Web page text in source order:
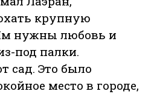
крупную
нужны любовь и
под палки.
сад. Это было
место в городе,